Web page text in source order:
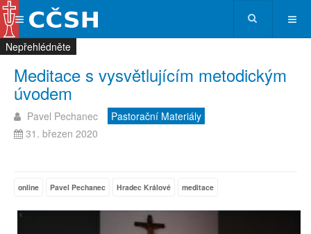
Meditace s vysvětlujícím metodickým
úvodem
Pavel Pechanec
Pastorační Materiály
31. březen 2020
online Pavel Pechanec Hradec Králové meditace
Nepřehlédněte
Nepřehlédněte
Nepřehlédněte
Nepřehlédněte